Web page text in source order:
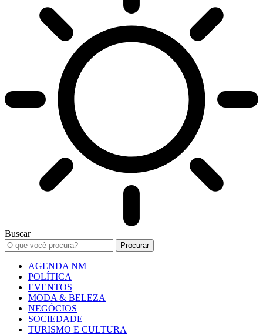
Buscar
AGENDA NM
POLÍTICA
EVENTOS
MODA & BELEZA
NEGÓCIOS
SOCIEDADE
TURISMO E CULTURA